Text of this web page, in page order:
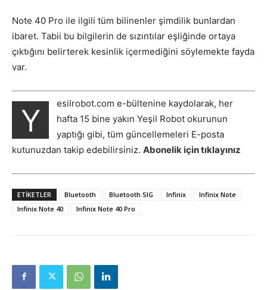
Note 40 Pro ile ilgili tüm bilinenler şimdilik bunlardan
ibaret. Tabii bu bilgilerin de sızıntılar eşliğinde ortaya
çıktığını belirterek kesinlik içermediğini söylemekte fayda
var.
Y
esilrobot.com e-bültenine kaydolarak, her
hafta 15 bine yakın Yeşil Robot okurunun
yaptığı gibi, tüm güncellemeleri E-posta
kutunuzdan takip edebilirsiniz. Abonelik için tıklayınız
ETIKETLER Bluetooth Bluetooth SIG Infinix
Infinix Note
Infinix Note 40
Infinix Note 40 Pro